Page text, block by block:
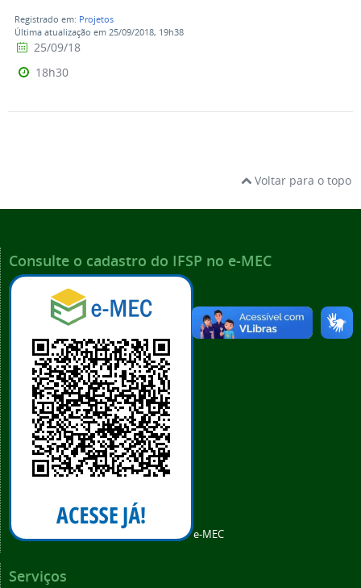
Registrado em: Projetos
Última atualização em 25/09/2018, 19h38
25/09/18
18h30
Voltar para o topo
Consulte o cadastro do IFSP no e-MEC
e-MEC
Serviços